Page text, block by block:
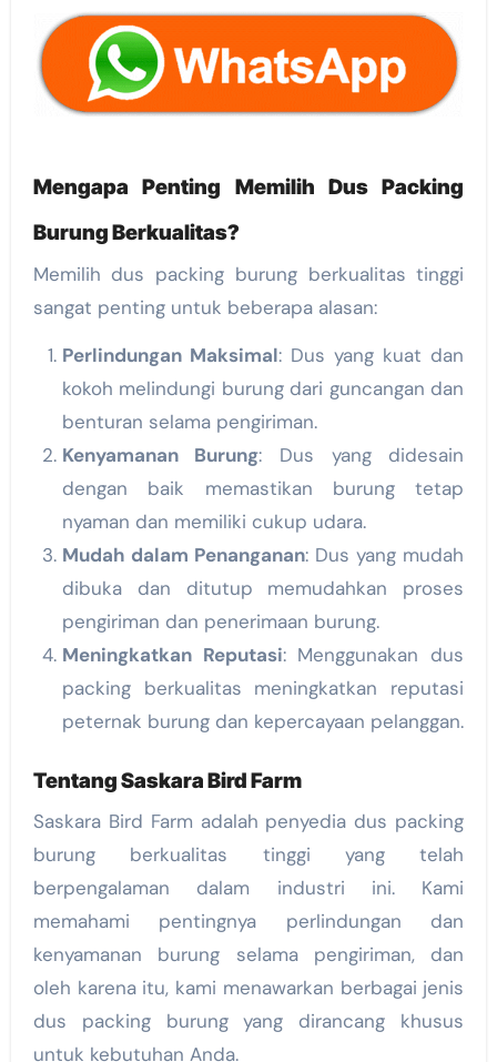
Mengapa Penting Memilih Dus Packing
Burung Berkualitas?
Memilih dus packing burung berkualitas tinggi
sangat penting untuk beberapa alasan:
Perlindungan Maksimal: Dus yang kuat dan
kokoh melindungi burung dari guncangan dan
benturan selama pengiriman.
Kenyamanan Burung: Dus yang didesain
dengan baik memastikan burung tetap
nyaman dan memiliki cukup udara.
Mudah dalam Penanganan: Dus yang mudah
dibuka dan ditutup memudahkan proses
pengiriman dan penerimaan burung.
Meningkatkan Reputasi: Menggunakan dus
packing berkualitas meningkatkan reputasi
peternak burung dan kepercayaan pelanggan.
Tentang Saskara Bird Farm
Saskara Bird Farm adalah penyedia dus packing
burung berkualitas tinggi yang telah
berpengalaman dalam industri ini. Kami
memahami pentingnya perlindungan dan
kenyamanan burung selama pengiriman, dan
oleh karena itu, kami menawarkan berbagai jenis
dus packing burung yang dirancang khusus
untuk kebutuhan Anda.